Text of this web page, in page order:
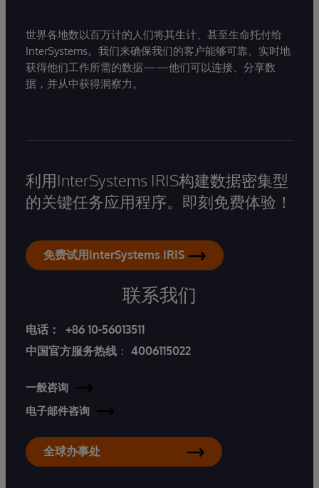
世界各地数以百万计的人们将其生计、甚至生命托付给
InterSystems。我们来确保我们的客户能够可靠、实时地
获得他们工作所需的数据——他们可以连接、分享数
据，并从中获得洞察力。
利用InterSystems IRIS构建数据密集型
的关键任务应用程序。即刻免费体验！
免费试用InterSystems IRIS
联系我们
电话：
+86 10-56013511
中国官方服务热线 ： 4006115022
一般咨询
电子邮件咨询
全球办事处